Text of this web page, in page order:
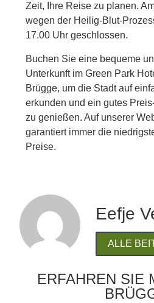
Zeit, Ihre Reise zu planen.
wegen der Heilig-Blut-
17.00 Uhr geschlossen.
Buchen Sie eine bequeme
Unterkunft im Green Park
Brügge, um die Stadt auf
erkunden und ein gutes
zu genießen. Auf unserer
garantiert immer die
Preise.
Eefje
ALLE
ERFAHREN SIE